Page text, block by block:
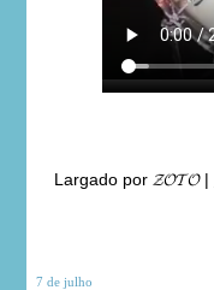
Largado por 𝓩𝓞𝓣𝓞|
7 de julho